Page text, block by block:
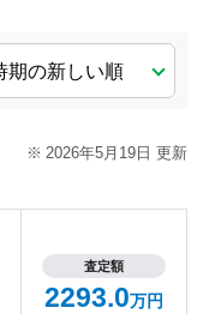
2026年5月19日 更新
査定額
2293.0万円